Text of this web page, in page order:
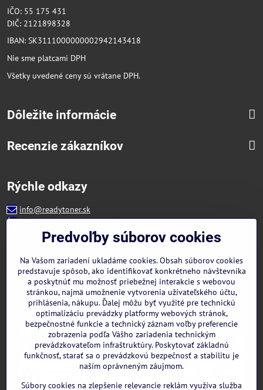
IČO: 55 175 431
DIČ: 2121898328
IBAN: SK3111000000002942143418
Nie sme platcami DPH
Všetky uvedené ceny sú vrátane DPH.
Dôležite informácie
Recenzie zákazníkov
Rýchle odkazy
info@readytoner.sk
+421 944 322 536 (PO-PIA: 09:00- 15:00)
Facebook
WhatsApp
Predvoľby súborov cookies
Na Vašom zariadení ukladáme cookies. Obsah súborov cookies
predstavuje spôsob, ako identifikovať konkrétneho návštevníka
a poskytnúť mu možnosť priebežnej interakcie s webovou
stránkou, najmä umožnenie vytvorenia užívateľského účtu,
prihlásenia, nákupu. Ďalej môžu byť využité pre technickú
optimalizáciu prevádzky platformy webových stránok,
bezpečnostné funkcie a technický záznam voľby preferencie
zobrazenia podľa Vášho zariadenia technickým
prevádzkovateľom infraštruktúry. Poskytovať základnú
funkčnosť, starať sa o prevádzkovú bezpečnosť a stabilitu je
naším oprávneným záujmom.
Súbory cookies na zlepšenie relevancie reklám využíva služba